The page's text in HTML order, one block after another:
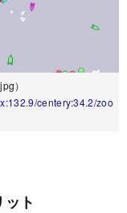
）
centery:34.2/zoo
ト